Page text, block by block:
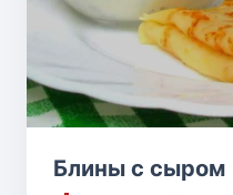
Блины с сыром